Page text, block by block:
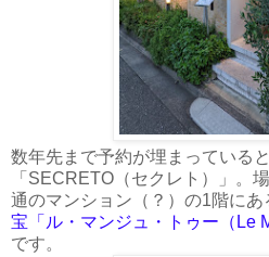
数年先まで予約が埋まっている
「SECRETO（セクレト）」。
通のマンション（？）の1階にあ
宝「ル・マンジュ・トゥー（Le
です。